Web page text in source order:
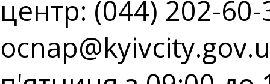
центр: (044) 202-